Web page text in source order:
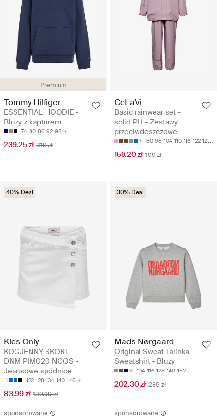
Premium
Tommy Hilfiger
ESSENTIAL HOODIE -
Bluzy z kapturem
74 80 86 92 98
239.25 zł 319 zł
CeLaVi
Basic rainwear set -
solid PU - Zestawy
przeciwdeszczowe
80 98-104 110 116-122 128-134
159.20 zł 199 zł
40% Deal
Kids Only
KOGJENNY SKORT
DNM PIM020 NOOS -
Jeansowe spódnice
122 128 134 140 146
83.99 zł 139.99 zł
30% Deal
Mads Nørgaard
Original Sweat Talinka
Sweatshirt - Bluzy
104 116 128 140 152
202.30 zł 289 zł
sponsorowane sponsorowane